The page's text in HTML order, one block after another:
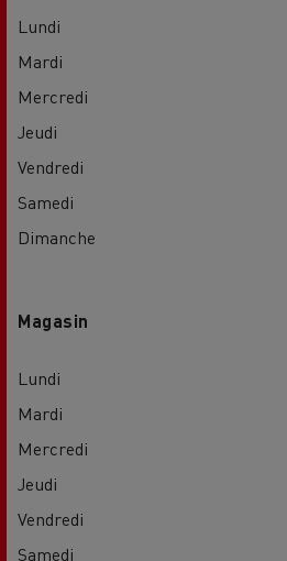
Lundi
Mardi
Mercredi
Jeudi
Vendredi
Samedi
Dimanche
Magasin
Lundi
Mardi
Mercredi
Jeudi
Vendredi
Samedi